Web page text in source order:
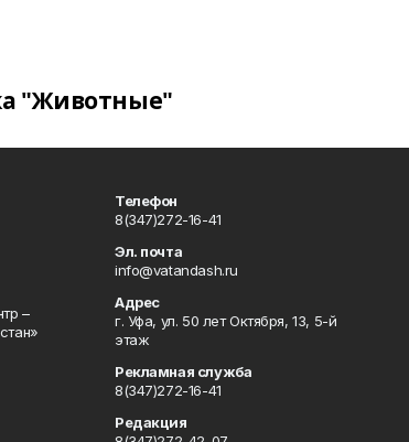
"Животные"
–
Телефон
8(347)272-16-41
Эл. почта
info@vatandash.ru
Адрес
г. Уфа, ул. 50 лет Октября, 13, 5-й
этаж
Рекламная служба
8(347)272-16-41
Редакция